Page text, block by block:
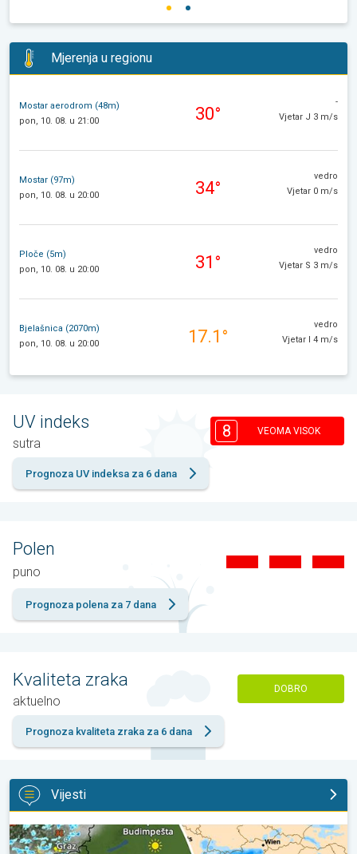
Mjerenja u regionu
Mostar aerodrom (48m)
pon, 10. 08. u 21:00
30°
-
Vjetar J 3 m/s
Mostar (97m)
pon, 10. 08. u 20:00
34°
vedro
Vjetar 0 m/s
Ploče (5m)
pon, 10. 08. u 20:00
31°
vedro
Vjetar S 3 m/s
Bjelašnica (2070m)
pon, 10. 08. u 20:00
17.1°
vedro
Vjetar I 4 m/s
UV indeks
sutra
8 VEOMA VISOK
Prognoza UV indeksa za 6 dana
Polen
puno
Prognoza polena za 7 dana
Kvaliteta zraka
aktuelno
DOBRO
Prognoza kvaliteta zraka za 6 dana
Vijesti
Ponavljaju se vrućine. Sušni period?. Ustrajna anticiklona. . .